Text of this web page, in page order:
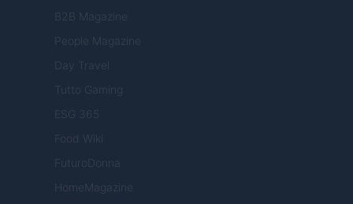
B2B Magazine
People Magazine
Day Travel
Tutto Gaming
ESG 365
Food Wiki
FuturoDonna
HomeMagazine